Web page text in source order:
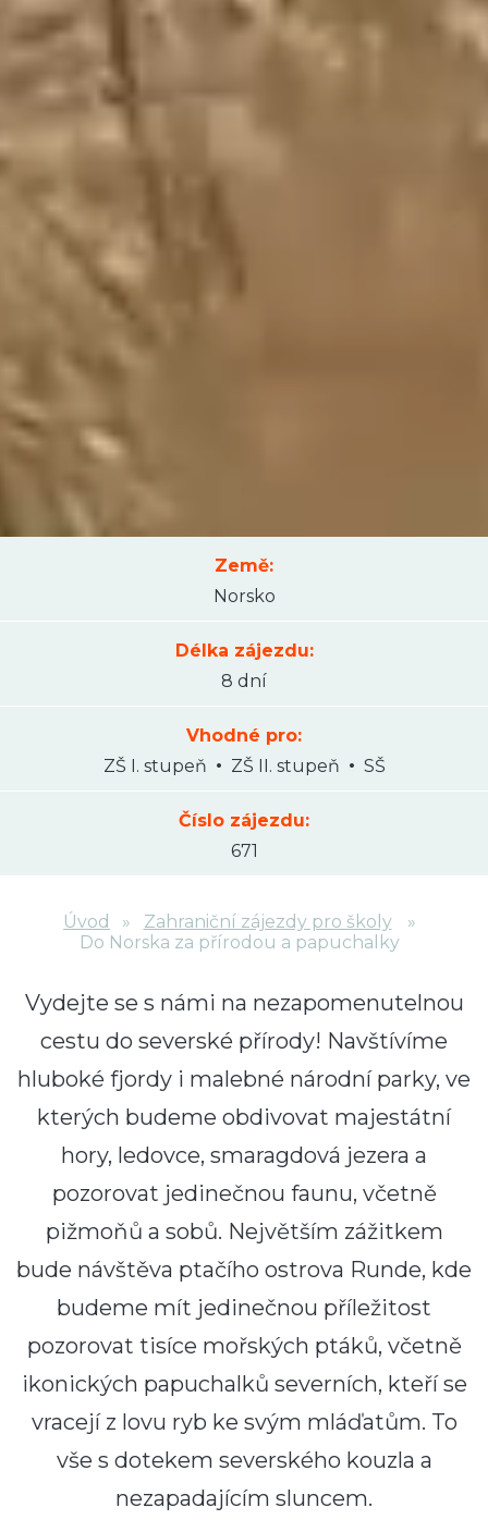
Země:
Norsko
Délka zájezdu:
8 dní
Vhodné pro:
ZŠ I. stupeň
ZŠ II. stupeň SŠ
Číslo zájezdu:
671
Úvod
Zahraniční zájezdy pro školy
Do Norska za přírodou a papuchalky
Vydejte se s námi na nezapomenutelnou
cestu do severské přírody! Navštívíme
hluboké fjordy i malebné národní parky, ve
kterých budeme obdivovat majestátní
hory, ledovce, smaragdová jezera a
pozorovat jedinečnou faunu, včetně
pižmoňů a sobů. Největším zážitkem
bude návštěva ptačího ostrova Runde, kde
budeme mít jedinečnou příležitost
pozorovat tisíce mořských ptáků, včetně
ikonických papuchalků severních, kteří se
vracejí z lovu ryb ke svým mláďatům. To
vše s dotekem severského kouzla a
nezapadajícím sluncem.